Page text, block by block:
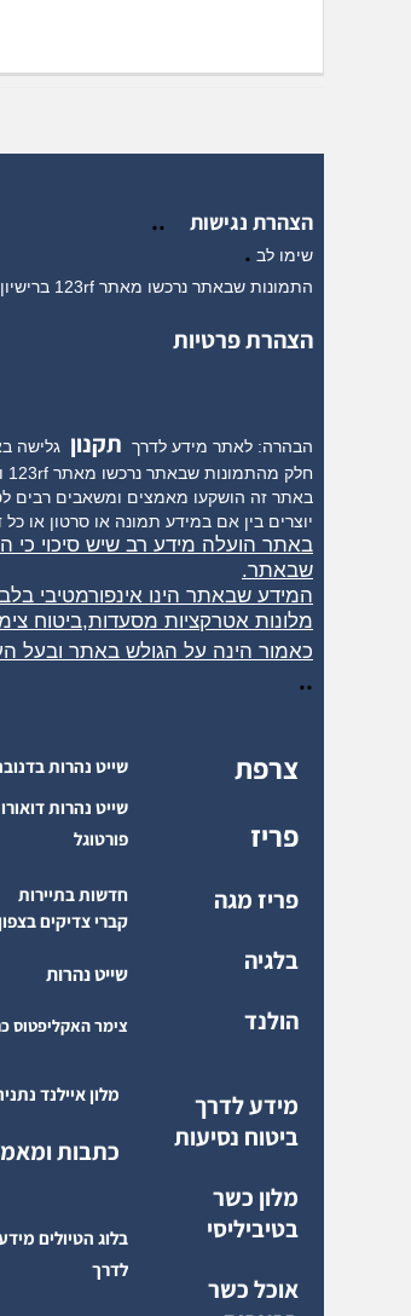
הצהרת נגישות ..
שימו לב .
התמונות שבאתר נרכשו מאתר 123rf ברישיון. אין להעתיק את התמונות מהאתר בשל הפרה של זכויות יוצרים
הצהרת פרטיות
הבהרה: לאתר מידע לדרך תקנון גלישה
חלק מהתמונות שבאתר נרכשו מאתר 123rf והן מוגנות בזכויות יוצרים,אין להעתיק את התמונות,חלק נוסף של התמונות צולמו בידי צלמים פרטיים וגם הן ניתנו לאתר ברישיון ולכן חל איסור להעתיק.
באתר זה הושקעו מאמצים ומשאבים רבים
יוצרים בין אם במידע תמונה או סרטון או
באתר הועלה מידע רב שיש סיכוי
שבאתר.
המידע שבאתר הינו אינפורמטיבי
מלונות אטרקציות מסעדות,ביטוח
כאמור הינה על הגולש באתר ובעל
..
צרפת
פריז
פריז מגה
בלגיה
הולנד
מידע לדרך
ביטוח נסיעות
מלון כשר
בטיביליסי
אוכל כשר
שייט נהרות
שייט נהרות דואורו
פורטוגל
חדשות בתיירות
קברי צדיקים
שייט נהרות
צימר האקליפטוס
מלון איילנד
כתבות
בלוג הטיולים
לדרך